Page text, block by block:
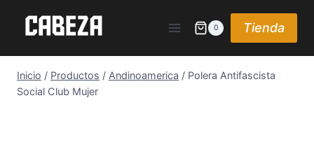
0 Tienda
Inicio / Productos / Andinoamerica / Polera Antifascista
Social Club Mujer